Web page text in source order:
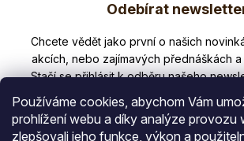
Používáme cookies, abychom Vám
prohlížení webu a díky analýze provozu
zlepšovali jeho funkce, výkon a
a
Odebírat
Nezmeškejte žádné novinky či